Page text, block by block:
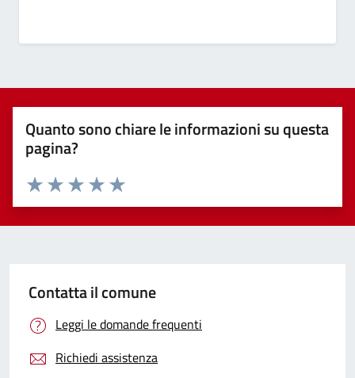
Quanto sono chiare le informazioni su questa
pagina?
Valuta 5 stelle su 5
Valuta 4 stelle su 5
Valuta 3 stelle su 5
Valuta 2 stelle su 5
Valuta 1 stelle su 5
Contatta il comune
Leggi le domande frequenti
Richiedi assistenza